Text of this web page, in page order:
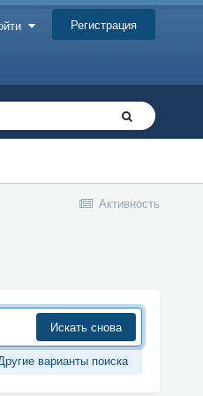
Регистрация
Активность
Искать снова
варианты поиска